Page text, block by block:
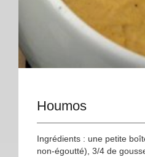
Houmos
Ingrédients : une petite
non-égoutté), 3/4 de